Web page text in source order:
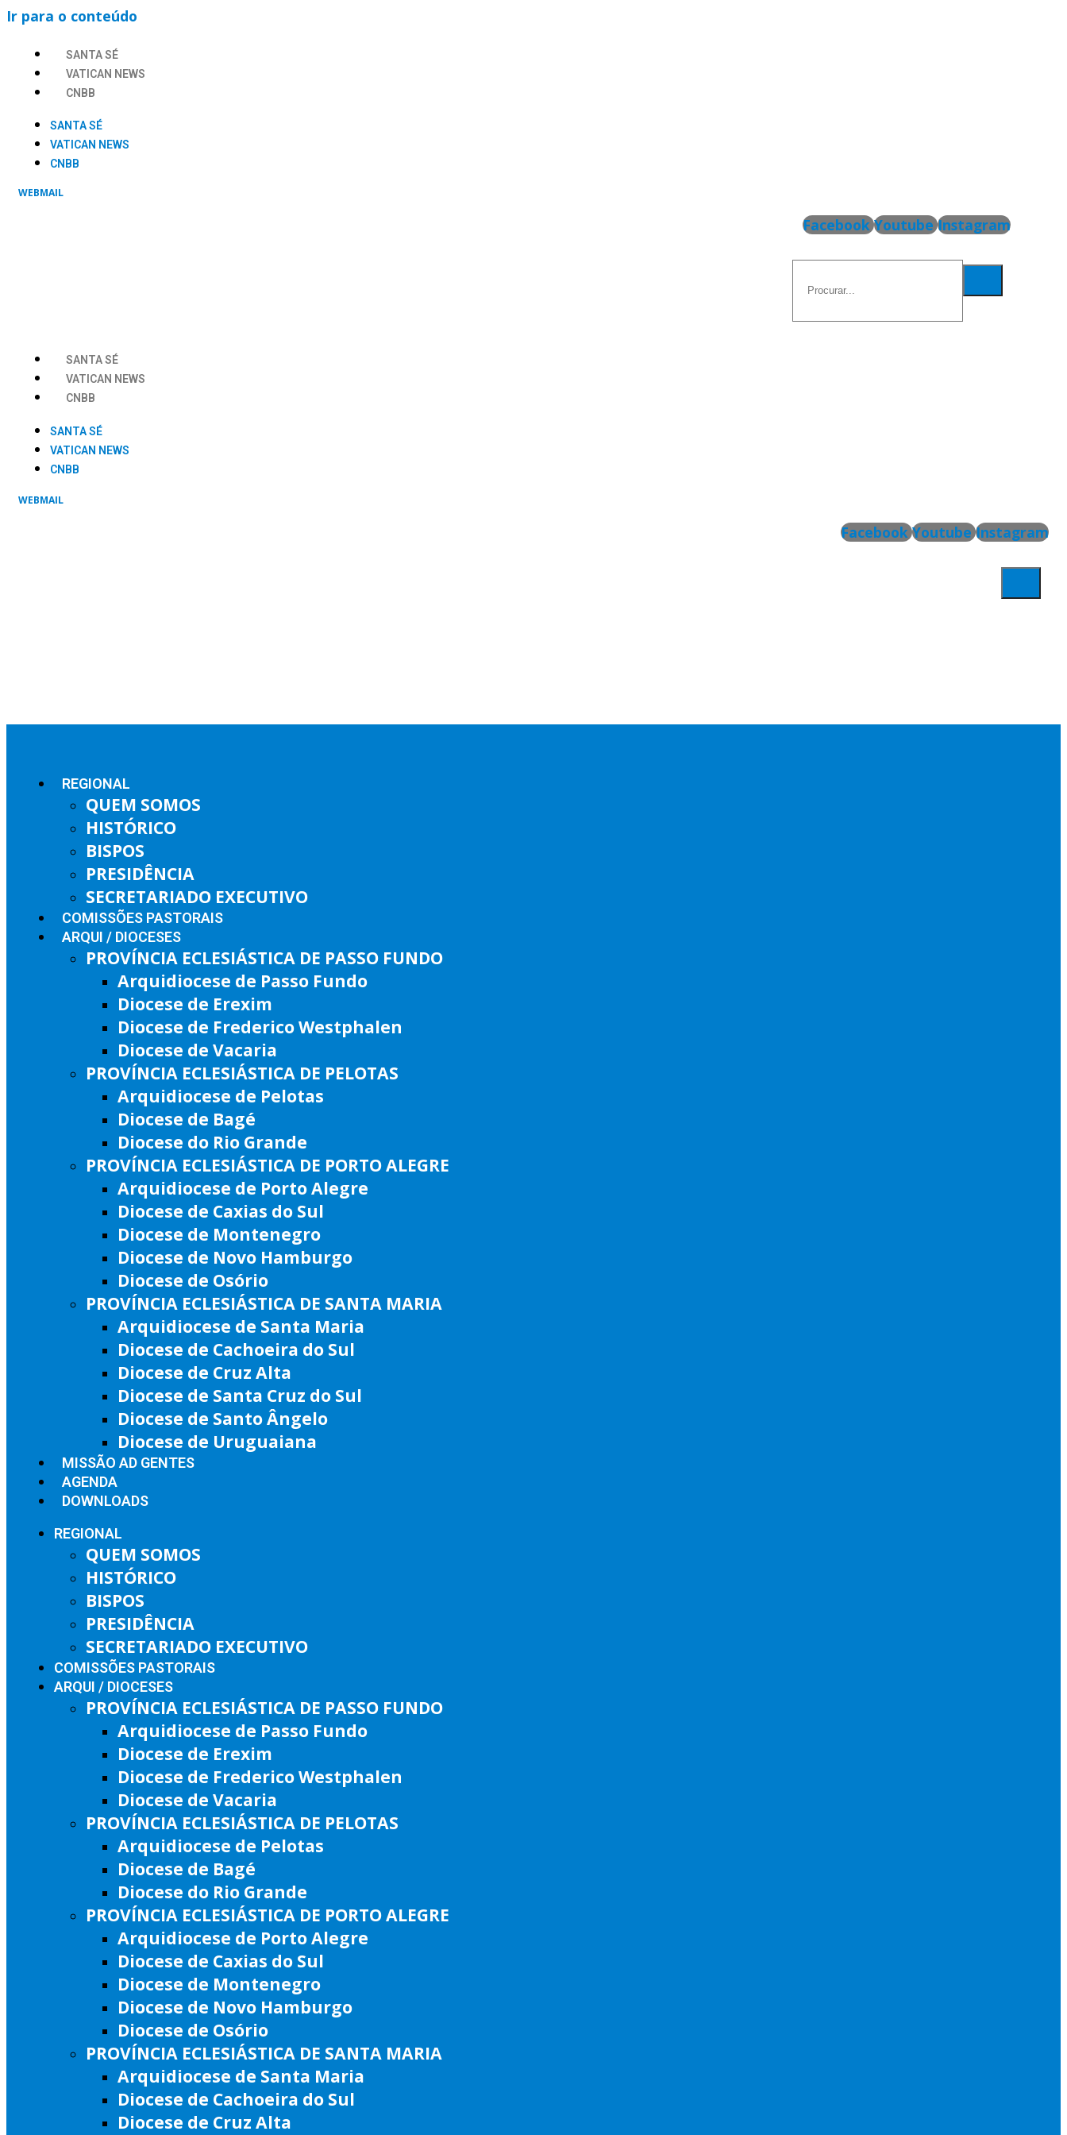
Ir para o conteúdo
SANTA SÉ
VATICAN NEWS
CNBB
SANTA SÉ
VATICAN NEWS
CNBB
WEBMAIL
Facebook Youtube Instagram
SANTA SÉ
VATICAN NEWS
CNBB
SANTA SÉ
VATICAN NEWS
CNBB
WEBMAIL
Facebook Youtube Instagram
REGIONAL
QUEM SOMOS
HISTÓRICO
BISPOS
PRESIDÊNCIA
SECRETARIADO EXECUTIVO
COMISSÕES PASTORAIS
ARQUI / DIOCESES
PROVÍNCIA ECLESIÁSTICA DE PASSO FUNDO
Arquidiocese de Passo Fundo
Diocese de Erexim
Diocese de Frederico Westphalen
Diocese de Vacaria
PROVÍNCIA ECLESIÁSTICA DE PELOTAS
Arquidiocese de Pelotas
Diocese de Bagé
Diocese do Rio Grande
PROVÍNCIA ECLESIÁSTICA DE PORTO ALEGRE
Arquidiocese de Porto Alegre
Diocese de Caxias do Sul
Diocese de Montenegro
Diocese de Novo Hamburgo
Diocese de Osório
PROVÍNCIA ECLESIÁSTICA DE SANTA MARIA
Arquidiocese de Santa Maria
Diocese de Cachoeira do Sul
Diocese de Cruz Alta
Diocese de Santa Cruz do Sul
Diocese de Santo Ângelo
Diocese de Uruguaiana
MISSÃO AD GENTES
AGENDA
DOWNLOADS
REGIONAL
QUEM SOMOS
HISTÓRICO
BISPOS
PRESIDÊNCIA
SECRETARIADO EXECUTIVO
COMISSÕES PASTORAIS
ARQUI / DIOCESES
PROVÍNCIA ECLESIÁSTICA DE PASSO FUNDO
Arquidiocese de Passo Fundo
Diocese de Erexim
Diocese de Frederico Westphalen
Diocese de Vacaria
PROVÍNCIA ECLESIÁSTICA DE PELOTAS
Arquidiocese de Pelotas
Diocese de Bagé
Diocese do Rio Grande
PROVÍNCIA ECLESIÁSTICA DE PORTO ALEGRE
Arquidiocese de Porto Alegre
Diocese de Caxias do Sul
Diocese de Montenegro
Diocese de Novo Hamburgo
Diocese de Osório
PROVÍNCIA ECLESIÁSTICA DE SANTA MARIA
Arquidiocese de Santa Maria
Diocese de Cachoeira do Sul
Diocese de Cruz Alta